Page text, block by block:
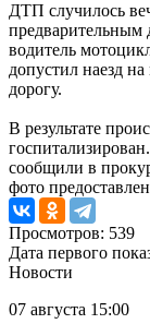
ДТП случилось
предварительным
водитель
допустил наезд
дорогу.
В результате
сообщили в
фото
Просмотров: 539
Дата первого
Новости
07 августа 15:00